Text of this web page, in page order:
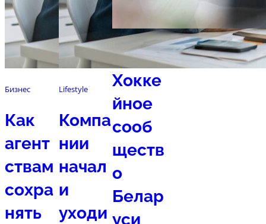
Бизнес
Как
агент
ствам
сохра
нять
Lifestyle
Компа
нии
начал
и
уходи
Спорт
Хокке
йное
сооб
ществ
о
Белар
уси